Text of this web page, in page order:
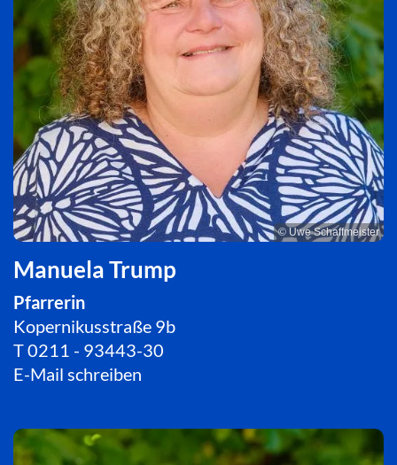
© Uwe Schaffmeister
Manuela Trump
Pfarrerin
Kopernikusstraße 9b
T0211 - 93443-30
E-Mail schreiben